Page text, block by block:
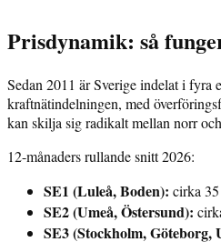
Prisdynamik: så
Sedan 2011 är Sverige indelat i
kraftnätindelningen, med
kan skilja sig radikalt mellan norr
12-månaders rullande snitt 2026:
SE1 (Luleå, Boden): cirka
SE2 (Umeå, Östersund):
SE3 (Stockholm, Göteborg,